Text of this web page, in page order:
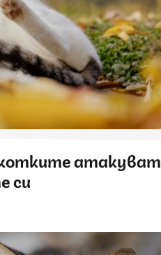
атакуват
си